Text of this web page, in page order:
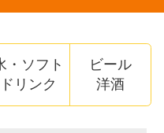
・ソフト
ドリンク
ビール
洋酒